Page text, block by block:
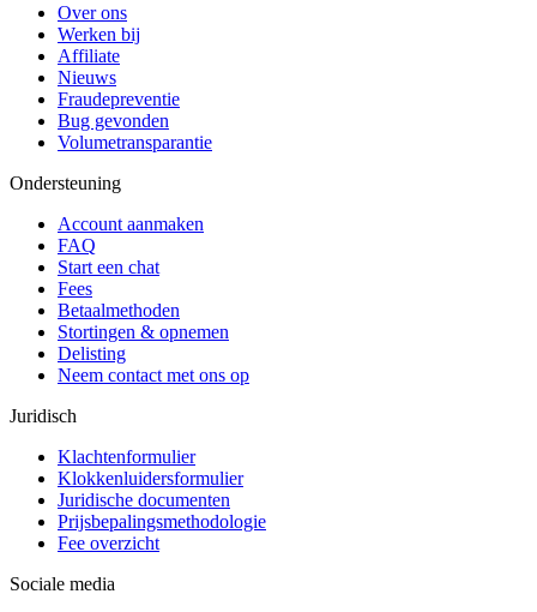
Over ons
Werken bij
Affiliate
Nieuws
Fraudepreventie
Bug gevonden
Volumetransparantie
Ondersteuning
Account aanmaken
FAQ
Start een chat
Fees
Betaalmethoden
Stortingen & opnemen
Delisting
Neem contact met ons op
Juridisch
Klachtenformulier
Klokkenluidersformulier
Juridische documenten
Prijsbepalingsmethodologie
Fee overzicht
Sociale media